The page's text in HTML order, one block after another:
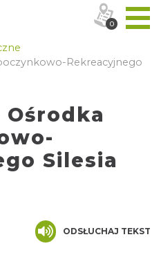
Rekreacyjnego
Silesia
ODSŁUCHAJ TEKST
0